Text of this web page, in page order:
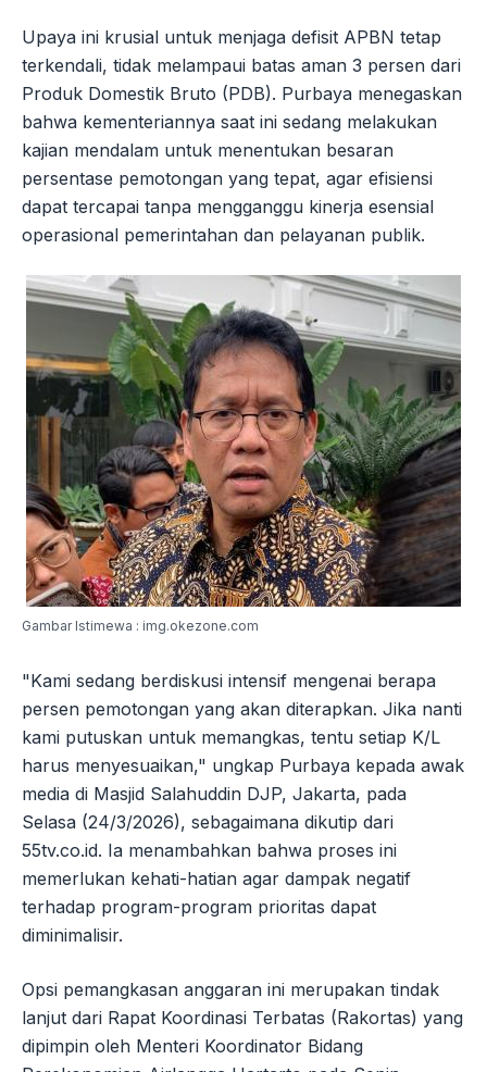
Upaya ini krusial untuk menjaga defisit APBN tetap
terkendali, tidak melampaui batas aman 3 persen dari
Produk Domestik Bruto (PDB). Purbaya menegaskan
bahwa kementeriannya saat ini sedang melakukan
kajian mendalam untuk menentukan besaran
persentase pemotongan yang tepat, agar efisiensi
dapat tercapai tanpa mengganggu kinerja esensial
operasional pemerintahan dan pelayanan publik.
Gambar Istimewa : img.okezone.com
"Kami sedang berdiskusi intensif mengenai berapa
persen pemotongan yang akan diterapkan. Jika nanti
kami putuskan untuk memangkas, tentu setiap K/L
harus menyesuaikan," ungkap Purbaya kepada awak
media di Masjid Salahuddin DJP, Jakarta, pada
Selasa (24/3/2026), sebagaimana dikutip dari
55tv.co.id. Ia menambahkan bahwa proses ini
memerlukan kehati-hatian agar dampak negatif
terhadap program-program prioritas dapat
diminimalisir.
Opsi pemangkasan anggaran ini merupakan tindak
lanjut dari Rapat Koordinasi Terbatas (Rakortas) yang
dipimpin oleh Menteri Koordinator Bidang